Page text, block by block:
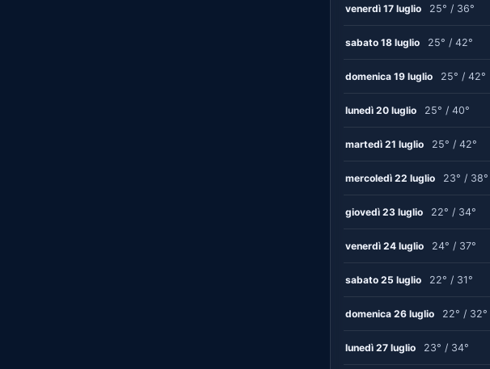
venerdì 17 luglio 25° / 36°
sabato 18 luglio 25° / 42°
domenica 19 luglio 25° / 42°
lunedì 20 luglio 25° / 40°
martedì 21 luglio 25° / 42°
mercoledì 22 luglio 23° / 38°
giovedì 23 luglio 22° / 34°
venerdì 24 luglio 24° / 37°
sabato 25 luglio 22° / 31°
domenica 26 luglio 22° / 32°
lunedì 27 luglio 23° / 34°